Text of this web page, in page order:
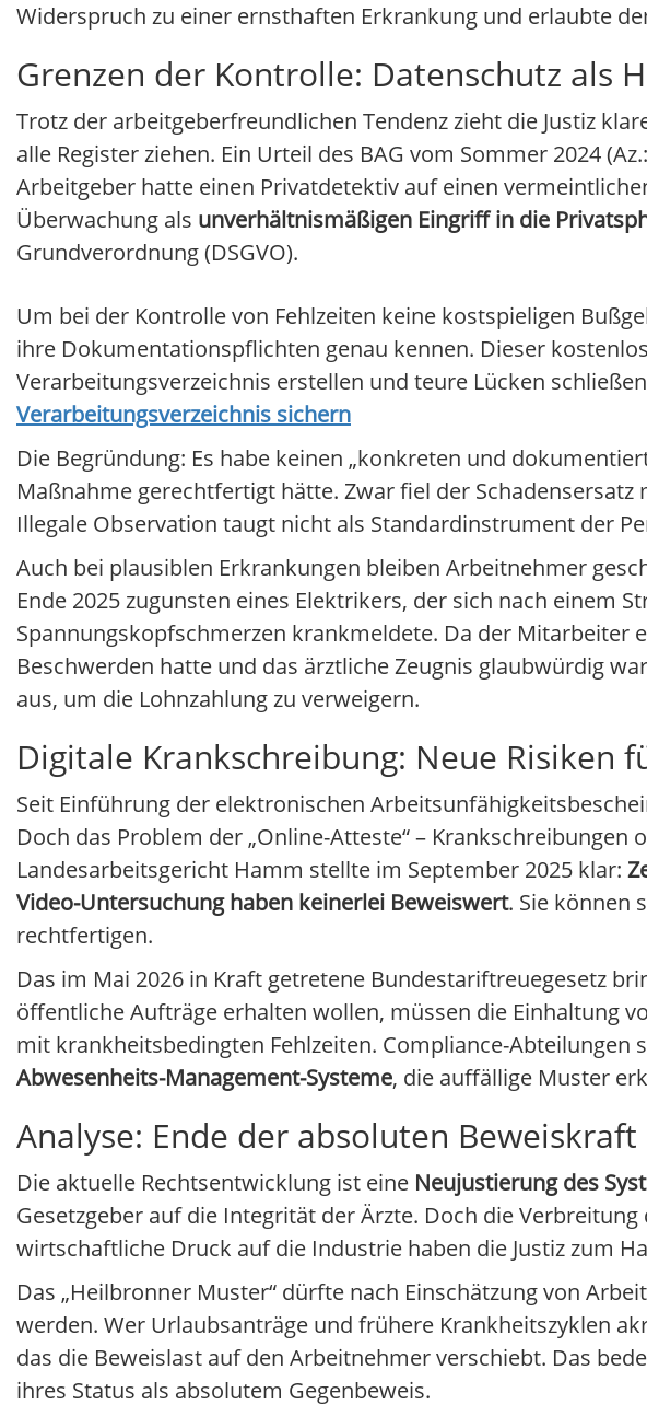
Widerspruch zu einer ernsthaften Erkrankung und erlaubte
Grenzen der Kontrolle: Datenschutz als
Trotz der arbeitgeberfreundlichen Tendenz zieht die Justiz
alle Register ziehen. Ein Urteil des BAG vom Sommer 2024
Arbeitgeber hatte einen Privatdetektiv auf einen
Überwachung als unverhältnismäßigen Eingriff in die
Grundverordnung (DSGVO).
Um bei der Kontrolle von Fehlzeiten keine kostspieligen
ihre Dokumentationspflichten genau kennen. Dieser
Verarbeitungsverzeichnis erstellen und teure Lücken
Verarbeitungsverzeichnis sichern
Die Begründung: Es habe keinen „konkreten und
Maßnahme gerechtfertigt hätte. Zwar fiel der
Illegale Observation taugt nicht als Standardinstrument der
Auch bei plausiblen Erkrankungen bleiben Arbeitnehmer
Ende 2025 zugunsten eines Elektrikers, der sich nach einem
Spannungskopfschmerzen krankmeldete. Da der Mitarbeiter
Beschwerden hatte und das ärztliche Zeugnis glaubwürdig
aus, um die Lohnzahlung zu verweigern.
Digitale Krankschreibung: Neue Risiken
Seit Einführung der elektronischen
Doch das Problem der „Online-Atteste“ –
Landesarbeitsgericht Hamm stellte im September 2025 klar:
Video-Untersuchung haben keinerlei Beweiswert. Sie können
rechtfertigen.
Das im Mai 2026 in Kraft getretene Bundestariftreuegesetz
öffentliche Aufträge erhalten wollen, müssen die Einhaltung
mit krankheitsbedingten Fehlzeiten. Compliance-Abteilungen
Abwesenheits-Management-Systeme, die auffällige Muster
Analyse: Ende der absoluten Beweiskraft
Die aktuelle Rechtsentwicklung ist eine Neujustierung des
Gesetzgeber auf die Integrität der Ärzte. Doch die
wirtschaftliche Druck auf die Industrie haben die Justiz zum
Das „Heilbronner Muster“ dürfte nach Einschätzung von
werden. Wer Urlaubsanträge und frühere Krankheitszyklen
das die Beweislast auf den Arbeitnehmer verschiebt. Das
ihres Status als absolutem Gegenbeweis.